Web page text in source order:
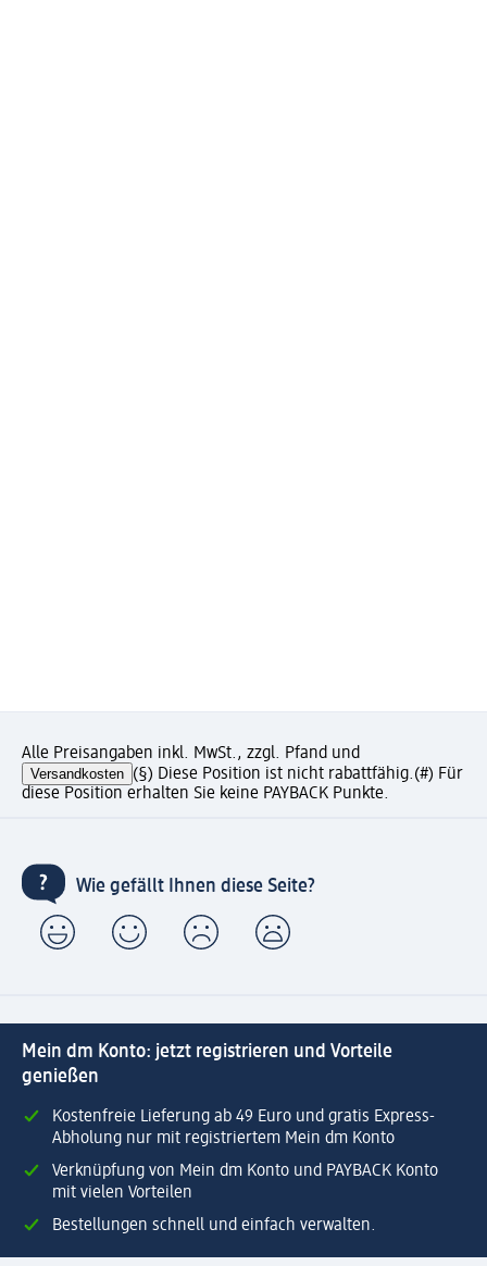
Alle Preisangaben inkl. MwSt., zzgl. Pfand und
Versandkosten (§) Diese Position ist nicht rabattfähig.(#) Für
diese Position erhalten Sie keine PAYBACK Punkte.
Wie gefällt Ihnen diese Seite?
Mein dm Konto: jetzt registrieren und Vorteile
genießen
Kostenfreie Lieferung ab 49 Euro und gratis Express-
Abholung nur mit registriertem Mein dm Konto
Verknüpfung von Mein dm Konto und PAYBACK Konto
mit vielen Vorteilen
Bestellungen schnell und einfach verwalten.